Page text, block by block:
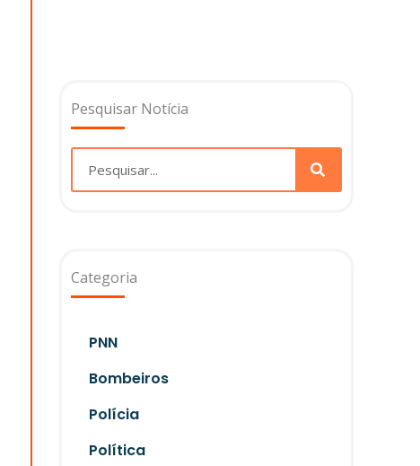
Pesquisar Notícia
Categoria
PNN
Bombeiros
Polícia
Política